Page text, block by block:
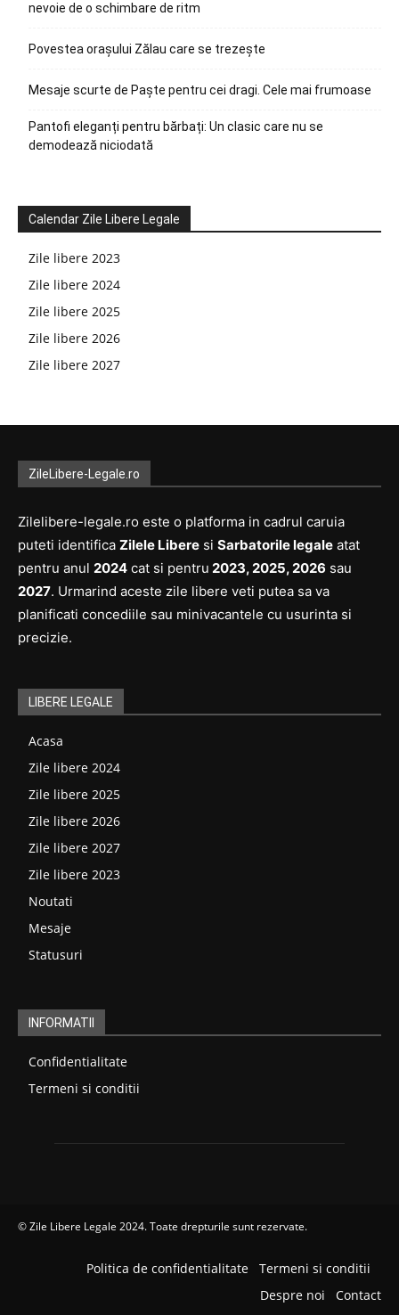
nevoie de o schimbare de ritm
Povestea orașului Zălau care se trezește
Mesaje scurte de Paște pentru cei dragi. Cele mai frumoase
Pantofi eleganți pentru bărbați: Un clasic care nu se
demodează niciodată
Calendar Zile Libere Legale
Zile libere 2023
Zile libere 2024
Zile libere 2025
Zile libere 2026
Zile libere 2027
ZileLibere-Legale.ro
Zilelibere-legale.ro este o platforma in cadrul caruia
puteti identifica Zilele Libere si Sarbatorile legale atat
pentru anul 2024 cat si pentru 2023, 2025, 2026 sau
2027. Urmarind aceste zile libere veti putea sa va
planificati concediile sau minivacantele cu usurinta si
precizie.
LIBERE LEGALE
Acasa
Zile libere 2024
Zile libere 2025
Zile libere 2026
Zile libere 2027
Zile libere 2023
Noutati
Mesaje
Statusuri
INFORMATII
Confidentialitate
Termeni si conditii
©Zile Libere Legale 2024. Toate drepturile sunt rezervate.
Politica de confidentialitate
Termeni si conditii
Despre noi
Contact